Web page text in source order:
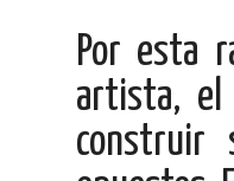
Por esta
artista, el
construir